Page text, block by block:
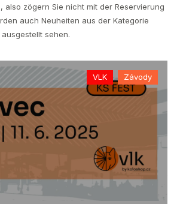
also zögern Sie nicht mit der Reservierung
auch Neuheiten aus der Kategorie
sehen.
VLK Závody